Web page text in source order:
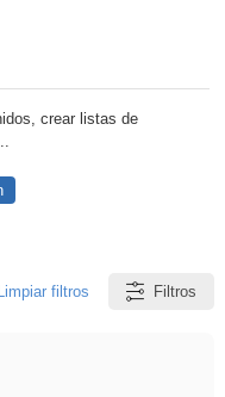
crear listas de
Limpiar filtros Filtros